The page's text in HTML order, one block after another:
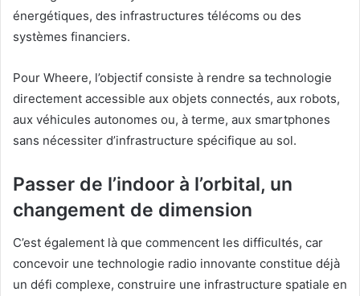
énergétiques, des infrastructures télécoms ou des
systèmes financiers.
Pour Wheere, l’objectif consiste à rendre sa technologie
directement accessible aux objets connectés, aux robots,
aux véhicules autonomes ou, à terme, aux smartphones
sans nécessiter d’infrastructure spécifique au sol.
Passer de l’indoor à l’orbital, un
changement de dimension
C’est également là que commencent les difficultés, car
concevoir une technologie radio innovante constitue déjà
un défi complexe, construire une infrastructure spatiale en